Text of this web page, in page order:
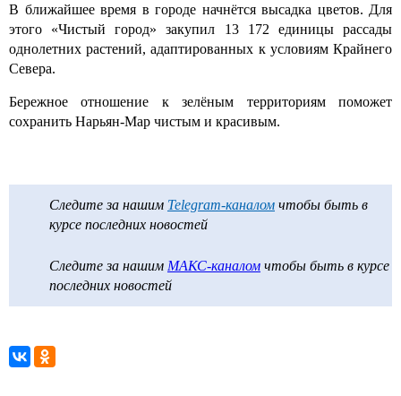
В ближайшее время в городе начнётся высадка цветов. Для
этого «Чистый город» закупил 13 172 единицы рассады
однолетних растений, адаптированных к условиям Крайнего
Севера.
Бережное отношение к зелёным территориям поможет
сохранить Нарьян-Мар чистым и красивым.
Следите за нашим Telegram-каналом чтобы быть в
курсе последних новостей
Следите за нашим МАКС-каналом чтобы быть в курсе
последних новостей